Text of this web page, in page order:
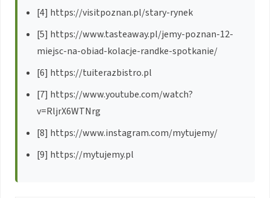
[4] https://visitpoznan.pl/stary-rynek
[5] https://www.tasteaway.pl/jemy-poznan-12-
miejsc-na-obiad-kolacje-randke-spotkanie/
[6] https://tuiterazbistro.pl
[7] https://www.youtube.com/watch?
v=RljrX6WTNrg
[8] https://www.instagram.com/mytujemy/
[9] https://mytujemy.pl